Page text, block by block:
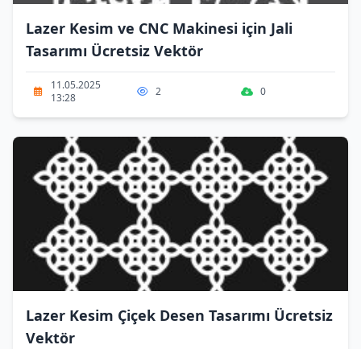
Lazer Kesim ve CNC Makinesi için Jali
Tasarımı Ücretsiz Vektör
11.05.2025
13:28
2 0
Lazer Kesim Çiçek Desen Tasarımı Ücretsiz
Vektör